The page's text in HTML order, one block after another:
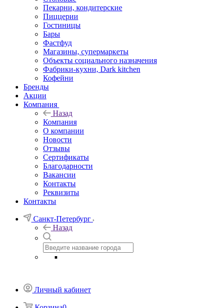
Пекарни, кондитерские
Пиццерии
Гостиницы
Бары
Фастфуд
Магазины, супермаркеты
Объекты социального назначения
Фабрики-кухни, Dark kitchen
Кофейни
Бренды
Акции
Компания
Назад
Компания
О компании
Новости
Отзывы
Сертификаты
Благодарности
Вакансии
Контакты
Реквизиты
Контакты
Санкт-Петербург
Назад
Личный кабинет